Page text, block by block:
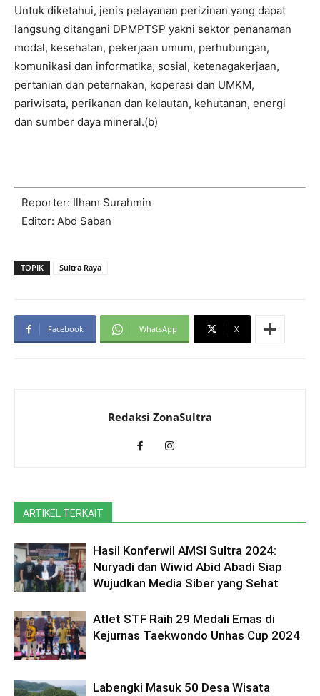
Untuk diketahui, jenis pelayanan perizinan yang dapat
langsung ditangani DPMPTSP yakni sektor penanaman
modal, kesehatan, pekerjaan umum, perhubungan,
komunikasi dan informatika, sosial, ketenagakerjaan,
pertanian dan peternakan, koperasi dan UMKM,
pariwisata, perikanan dan kelautan, kehutanan, energi
dan sumber daya mineral.(b)
Reporter: Ilham Surahmin
Editor: Abd Saban
TOPIK Sultra Raya
Facebook WhatsApp X
Redaksi ZonaSultra
ARTIKEL TERKAIT
Hasil Konferwil AMSI Sultra 2024:
Nuryadi dan Wiwid Abid Abadi Siap
Wujudkan Media Siber yang Sehat
Atlet STF Raih 29 Medali Emas di
Kejurnas Taekwondo Unhas Cup 2024
Labengki Masuk 50 Desa Wisata